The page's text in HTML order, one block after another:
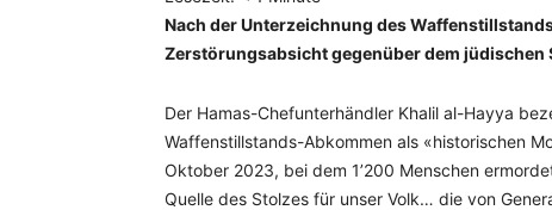
Nach der Unterzeichnung des
Zerstörungsabsicht gegenüber dem jüdischen
Der Hamas-Chefunterhändler Khalil al-Hayya
Waffenstillstands-Abkommen als «historischen
Oktober 2023, bei dem 1’200 Menschen
Quelle des Stolzes für unser Volk… die von